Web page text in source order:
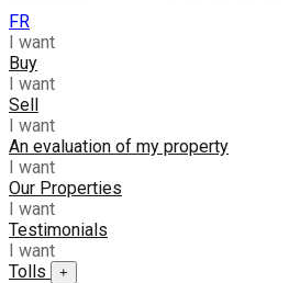
FR
I want
Buy
I want
Sell
I want
An evaluation of my property
I want
Our Properties
I want
Testimonials
I want
Tolls
+